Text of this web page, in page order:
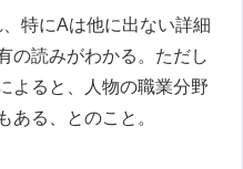
特にAは他に出ない詳細
の読みがわかる。ただし
よると、人物の職業分野
ある、とのこと。